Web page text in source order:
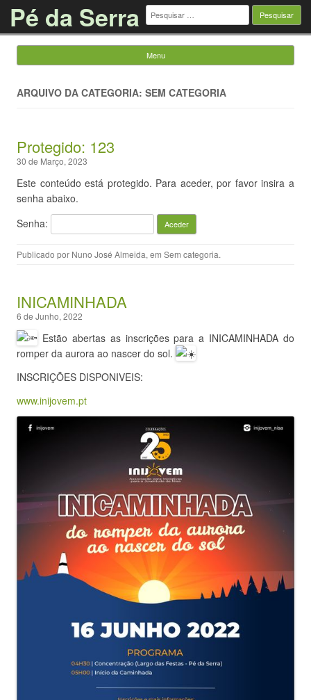
Pé da Serra Pesquisar
por:
Menu
ARQUIVO DA CATEGORIA: SEM CATEGORIA
Protegido: 123
30 de Março, 2023
Este conteúdo está protegido. Para aceder, por favor insira a
senha abaixo.
Senha:
Publicado por Nuno José Almeida, em Sem categoria.
INICAMINHADA
6 de Junho, 2022
Estão abertas as inscrições para a INICAMINHADA do
romper da aurora ao nascer do sol.
INSCRIÇÕES DISPONIVEIS:
www.inijovem.pt